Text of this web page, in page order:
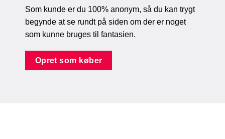
Som kunde er du 100% anonym, så du kan trygt
begynde at se rundt på siden om der er noget
som kunne bruges til fantasien.
Opret som køber